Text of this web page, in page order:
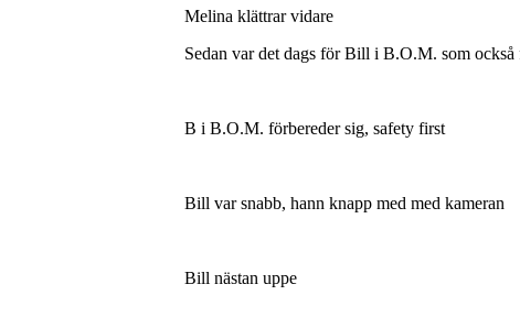
Melina klättrar vidare
Sedan var det dags för Bill i B.O.M. som
B i B.O.M. förbereder sig, safety first
Bill var snabb, hann knapp med med kameran
Bill nästan uppe